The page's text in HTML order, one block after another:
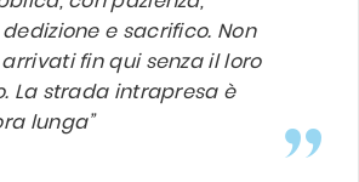
e sacrifico. Non
fin qui senza il loro
La strada intrapresa è
lunga”